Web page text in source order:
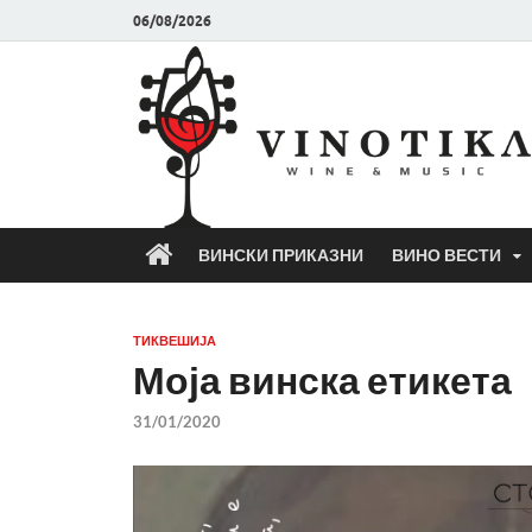
06/08/2026
ВИНСКИ ПРИКАЗНИ ВИНО ВЕСТИ
ТИКВЕШИЈА
Моја винска етикета
31/01/2020